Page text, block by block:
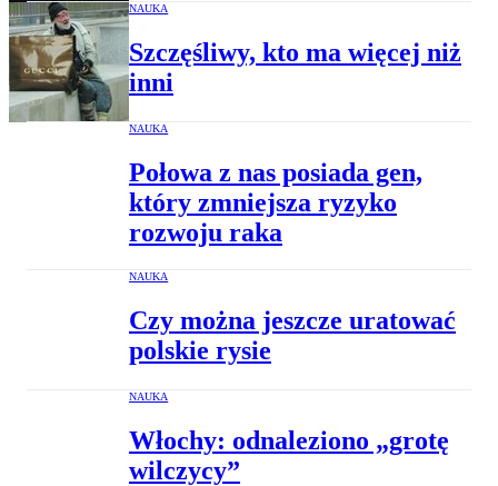
NAUKA
Szczęśliwy, kto ma więcej niż
inni
NAUKA
Połowa z nas posiada gen,
który zmniejsza ryzyko
rozwoju raka
NAUKA
Czy można jeszcze uratować
polskie rysie
NAUKA
Włochy: odnaleziono „grotę
wilczycy”